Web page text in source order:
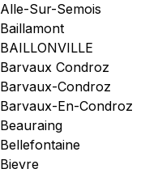
Alle-Sur-Semois
Baillamont
BAILLONVILLE
Barvaux Condroz
Barvaux-Condroz
Barvaux-En-Condroz
Beauraing
Bellefontaine
Bievre